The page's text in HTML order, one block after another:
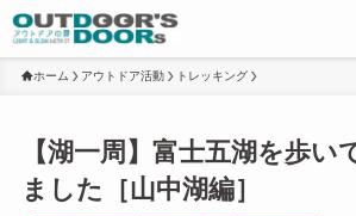
ホーム アウトドア活動 トレッキング
【湖一周】富士五湖を歩い
ました［山中湖編］